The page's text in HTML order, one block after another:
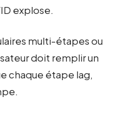
explose.
multi-étapes ou
doit remplir un
chaque étape lag,